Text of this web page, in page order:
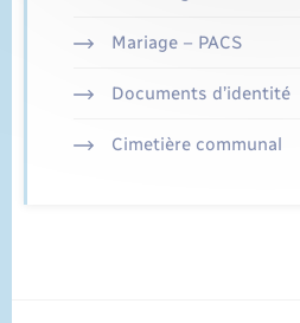
Mariage – PACS
Documents d’identité
Cimetière communal